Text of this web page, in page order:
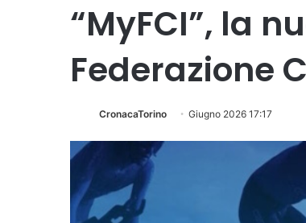
“MyFCI”, la
Federazione
CronacaTorino Giugno 2026 17:17